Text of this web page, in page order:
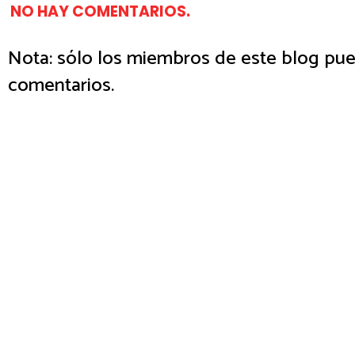
NO HAY COMENTARIOS.
Nota: sólo los miembros de este blog
comentarios.